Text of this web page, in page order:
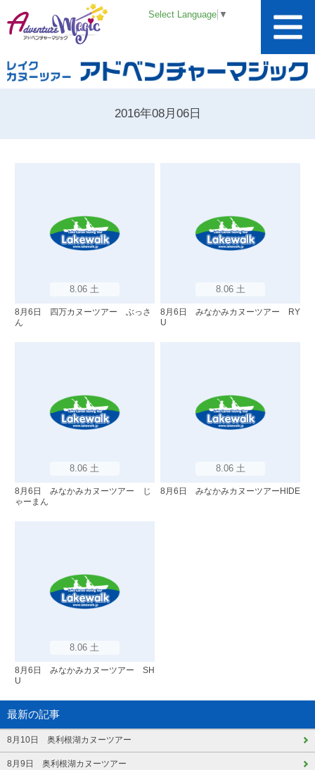
Select Language ▼
2016年08月06日
8.06 土
8月6日 四万カヌーツアー ぶっさ
ん
8.06 土
8月6日 みなかみカヌーツアー RY
U
8.06 土
8月6日 みなかみカヌーツアー じ
ゃーまん
8.06 土
8月6日 みなかみカヌーツアーHIDE
8.06 土
8月6日 みなかみカヌーツアー SH
U
最新の記事
8月10日 奥利根湖カヌーツアー
8月9日 奥利根湖カヌーツアー